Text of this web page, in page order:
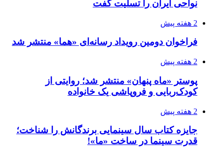
نواحی ایران را تسلیت گفت
2 هفته پیش
فراخوان دومین رویداد رسانه‌ای «هما» منتشر شد
2 هفته پیش
پوستر «ماه پنهان» منتشر شد؛ روایتی از
کودک‌ربایی و فروپاشی یک خانواده
2 هفته پیش
جایزه کتاب سال سینمایی برندگانش را شناخت؛
قدرت سینما در ساخت «ما»!